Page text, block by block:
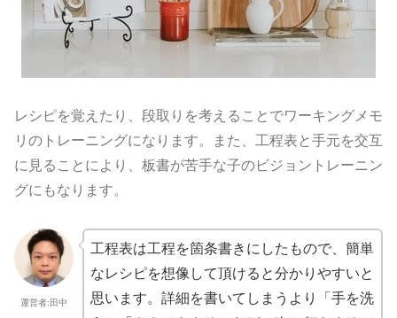
レシピを覚えたり、段取りを考えることでワーキングメモ
リのトレーニングになります。また、工程表と手元を交互
に見ることにより、板書が苦手な子のビジョントレーニン
グにもなります。
運営者:田中
工程表は工程を箇条書きにしたもので、簡単
なレシピを想像して頂けると分かりやすいと
思います。詳細を書いてしまうより「手を洗